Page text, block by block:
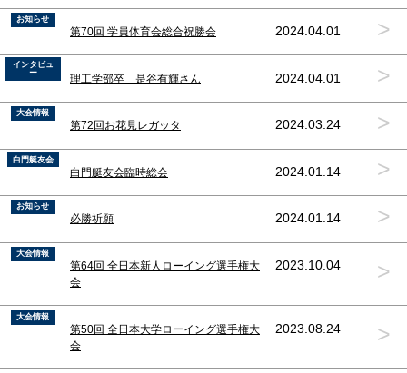
お知らせ
第70回 学員体育会総合祝勝会 2024.04.01 >
インタビュ
ー
理工学部卒 是谷有輝さん 2024.04.01 >
大会情報
第72回お花見レガッタ 2024.03.24 >
白門艇友会
白門艇友会臨時総会 2024.01.14 >
お知らせ
必勝祈願 2024.01.14 >
大会情報
第64回 全日本新人ローイング選手権大
会
2023.10.04 >
大会情報
第50回 全日本大学ローイング選手権大
会
2023.08.24 >